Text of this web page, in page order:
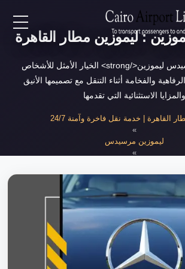
EN
AR
خدمات المطار
: ليموزين مطار القاهرة
تعد <strong>مرسيدس ليموزين</strong> الخيار الأمثل للأشخاص
والفخامة أثناء التنقل مع تصميمها الأنيق
الاستثنائية التي تقدمها
القاهرة | خدمة نقل فاخرة وآمنة 24/7
ليموزين مرسيدس